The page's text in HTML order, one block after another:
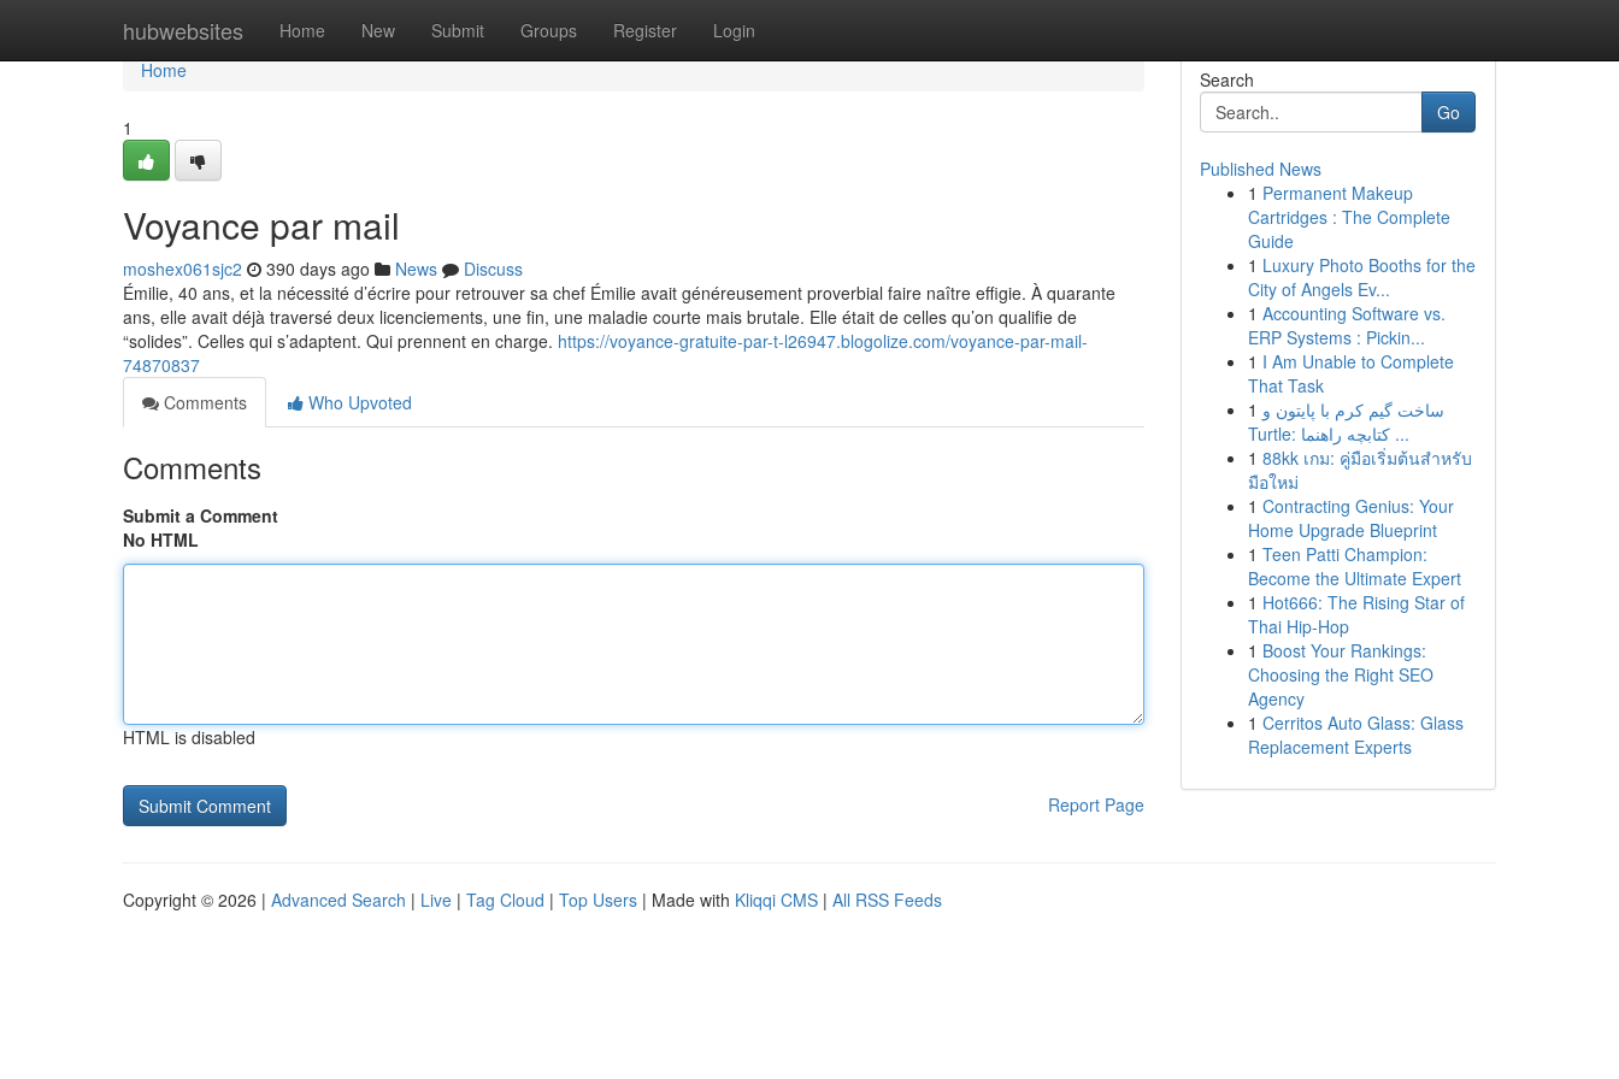
hubwebsites Home New Submit Groups Register Login
Home
Home
1
Voyance par mail
moshex061sjc2 390 days ago News
Discuss
Émilie, 40 ans, et la nécessité d’écrire pour retrouver sa chef Émilie avait généreusement proverbial faire naître effigie. À quarante
ans, elle avait déjà traversé deux licenciements, une fin, une maladie courte mais brutale. Elle était de celles qu’on qualifie de
“solides”. Celles qui s’adaptent. Qui prennent en charge. https://voyance-gratuite-par-t-l26947.blogolize.com/voyance-par-mail-
74870837
Comments
Who Upvoted
Comments
Submit a Comment
No HTML
HTML is disabled
Report Page
Search
Go
Published News
1 Permanent Makeup
Cartridges : The Complete
Guide
1 Luxury Photo Booths for the
City of Angels Ev...
1 Accounting Software vs.
ERP Systems : Pickin...
1 I Am Unable to Complete
That Task
1 ساخت گیم کرم با پایتون و
Turtle: کتابچه راهنما ...
1 88kk เกม: คู่มือเริ่มต้นสำหรับ
มือใหม่
1 Contracting Genius: Your
Home Upgrade Blueprint
1 Teen Patti Champion:
Become the Ultimate Expert
1 Hot666: The Rising Star of
Thai Hip-Hop
1 Boost Your Rankings:
Choosing the Right SEO
Agency
1 Cerritos Auto Glass: Glass
Replacement Experts
Copyright © 2026 | Advanced Search | Live | Tag Cloud | Top Users | Made with Kliqqi CMS | All RSS Feeds